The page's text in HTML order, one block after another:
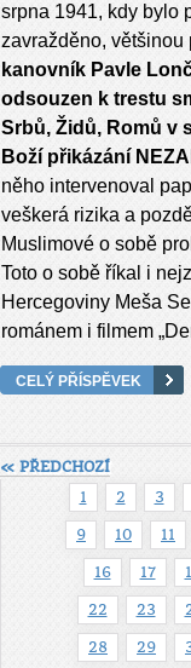
srpna 1941, kdy bylo
zavražděno, většinou
kanovník Pavle
odsouzen k trestu
Srbů, Židů, Romů v
Boží přikázání
něho intervenoval
veškerá rizika a
Muslimové o sobě
Toto o sobě říkal i
Hercegoviny Meša
románem i filmem
CELÝ PŘÍSPĚVEK
« PŘEDCHOZÍ
1
2 3
9 10 11
16 17
22 23
28 29